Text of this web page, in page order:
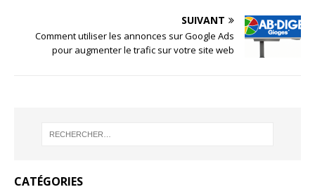
SUIVANT
Comment utiliser les annonces sur Google Ads
pour augmenter le trafic sur votre site web
CATÉGORIES